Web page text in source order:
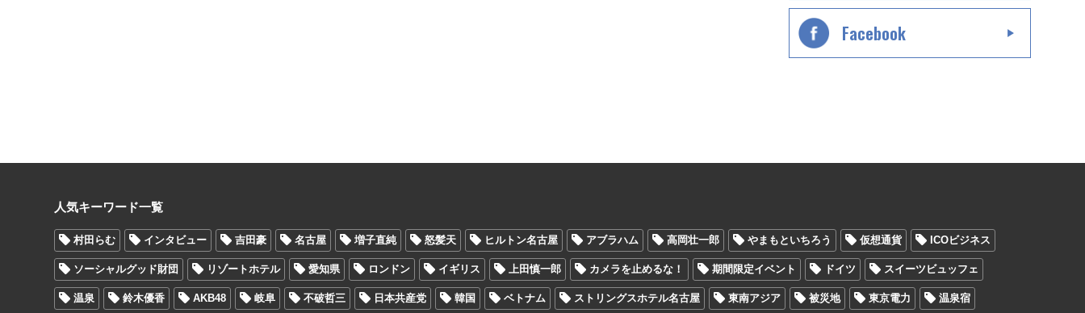
Facebook
人気キーワード一覧
村田らむ インタビュー 吉田豪 名古屋 増子直純 怒髪天 ヒルトン名古屋 アブラハム 高岡壮一郎 やまもといちろう 仮想通貨 ICOビジネス
ソーシャルグッド財団 リゾートホテル 愛知県 ロンドン イギリス 上田慎一郎 カメラを止めるな！ 期間限定イベント ドイツ スイーツビュッフェ
温泉 鈴木優香 AKB48 岐阜 不破哲三 日本共産党 韓国 ベトナム ストリングスホテル名古屋 東南アジア 被災地 東京電力 温泉宿